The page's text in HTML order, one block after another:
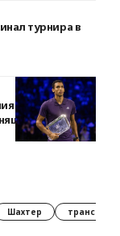
турнира в
от Синнера в
матч,
Шахтер трансферы